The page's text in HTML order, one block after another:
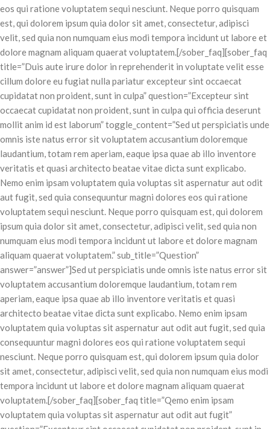
eos qui ratione voluptatem sequi nesciunt. Neque porro quisquam
est, qui dolorem ipsum quia dolor sit amet, consectetur, adipisci
velit, sed quia non numquam eius modi tempora incidunt ut labore et
dolore magnam aliquam quaerat voluptatem.[/sober_faq][sober_faq
title=”Duis aute irure dolor in reprehenderit in voluptate velit esse
cillum dolore eu fugiat nulla pariatur excepteur sint occaecat
cupidatat non proident, sunt in culpa” question=”Excepteur sint
occaecat cupidatat non proident, sunt in culpa qui officia deserunt
mollit anim id est laborum” toggle_content=”Sed ut perspiciatis unde
omnis iste natus error sit voluptatem accusantium doloremque
laudantium, totam rem aperiam, eaque ipsa quae ab illo inventore
veritatis et quasi architecto beatae vitae dicta sunt explicabo.
Nemo enim ipsam voluptatem quia voluptas sit aspernatur aut odit
aut fugit, sed quia consequuntur magni dolores eos qui ratione
voluptatem sequi nesciunt. Neque porro quisquam est, qui dolorem
ipsum quia dolor sit amet, consectetur, adipisci velit, sed quia non
numquam eius modi tempora incidunt ut labore et dolore magnam
aliquam quaerat voluptatem.” sub_title=”Question”
answer=”answer”]Sed ut perspiciatis unde omnis iste natus error sit
voluptatem accusantium doloremque laudantium, totam rem
aperiam, eaque ipsa quae ab illo inventore veritatis et quasi
architecto beatae vitae dicta sunt explicabo. Nemo enim ipsam
voluptatem quia voluptas sit aspernatur aut odit aut fugit, sed quia
consequuntur magni dolores eos qui ratione voluptatem sequi
nesciunt. Neque porro quisquam est, qui dolorem ipsum quia dolor
sit amet, consectetur, adipisci velit, sed quia non numquam eius modi
tempora incidunt ut labore et dolore magnam aliquam quaerat
voluptatem.[/sober_faq][sober_faq title=”Qemo enim ipsam
voluptatem quia voluptas sit aspernatur aut odit aut fugit”